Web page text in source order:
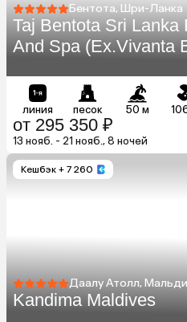
Бентота, Шри-Ланка
Taj Bentota Sri Lanka
And Spa (Ex.Vivanta
линия песок 50 м
от 295 350 ₽
13 нояб. - 21 нояб., 8 ночей
Кешбэк + 7 260
Даалу Атолл,
Kandima Maldives